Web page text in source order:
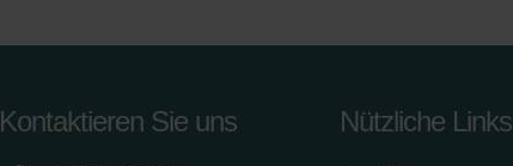
Kontaktieren Sie uns Nützliche Links